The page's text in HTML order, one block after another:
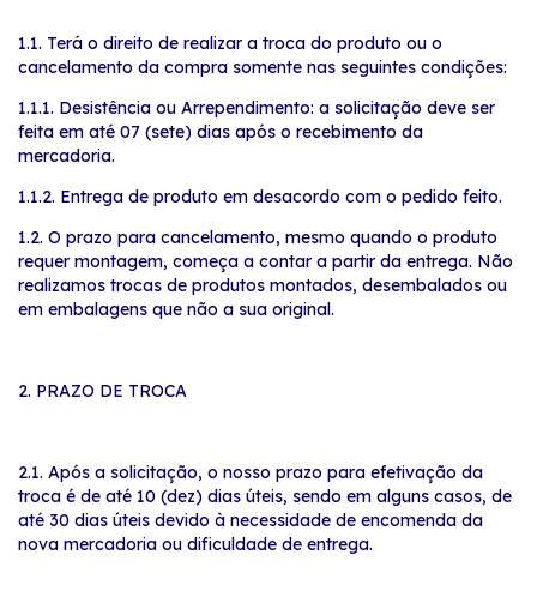
1.1. Terá o direito de realizar a troca do produto ou o
cancelamento da compra somente nas seguintes condições:
1.1.1. Desistência ou Arrependimento: a solicitação deve ser
feita em até 07 (sete) dias após o recebimento da
mercadoria.
1.1.2. Entrega de produto em desacordo com o pedido feito.
1.2. O prazo para cancelamento, mesmo quando o produto
requer montagem, começa a contar a partir da entrega. Não
realizamos trocas de produtos montados, desembalados ou
em embalagens que não a sua original.
2. PRAZO DE TROCA
2.1. Após a solicitação, o nosso prazo para efetivação da
troca é de até 10 (dez) dias úteis, sendo em alguns casos, de
até 30 dias úteis devido à necessidade de encomenda da
nova mercadoria ou dificuldade de entrega.